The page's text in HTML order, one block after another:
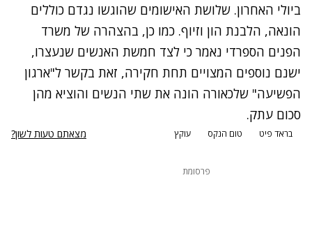
ביולי האחרון. שלושת האישומים שהוגשו נגדם כוללים
הונאה, הלבנת הון וזיוף. כמו כן, בהצהרה של משרד
הפנים הספרדי נאמר כי לצד חמשת האנשים שנעצרו,
ישנם נוספים המצויים תחת חקירה, זאת בקשר ל"ארגון
הפשיעה" שלכאורה הונה את שתי הנשים והוציא מהן
סכום עתק.
נתקלנו בבעיה
בראד פיט טום הנקס עוקץ מצאתם טעות לשון?
פרסומת